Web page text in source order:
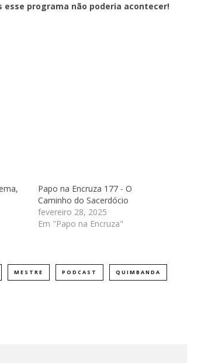
esse programa não poderia acontecer!
Papo na Encruza 177 - O
Caminho do Sacerdócio
fevereiro 28, 2025
Em "Papo na Encruza"
MESTRE PODCAST QUIMBANDA